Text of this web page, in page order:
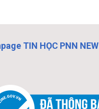
TIN HỌC PNN NEW